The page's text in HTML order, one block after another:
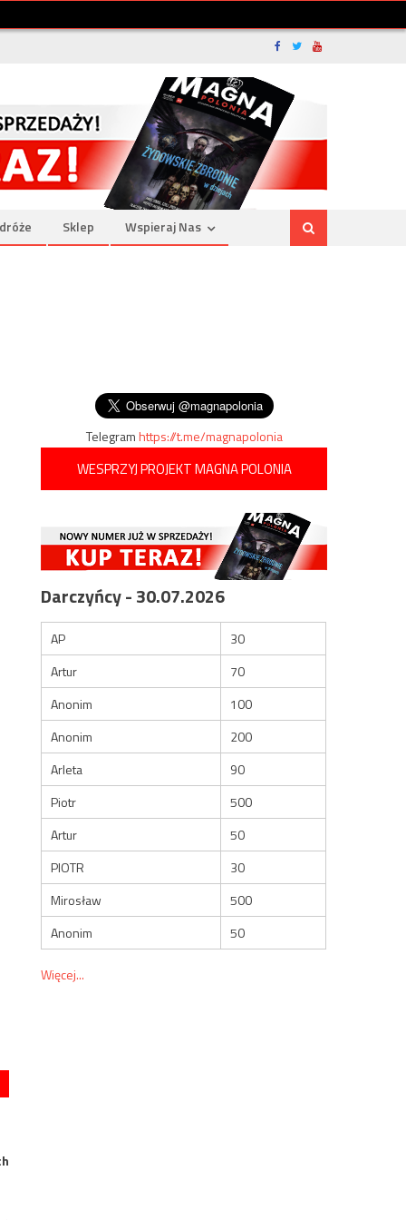
Sklep Wspieraj Nas
Telegramhttps://t.me/magnapolonia
WESPRZYJ PROJEKT MAGNA POLONIA
Darczyńcy - 30.07.2026
AP
30
Artur
70
Anonim
100
Anonim
200
Arleta
90
Piotr
500
Artur
50
PIOTR
30
Mirosław
500
Anonim
50
Więcej...